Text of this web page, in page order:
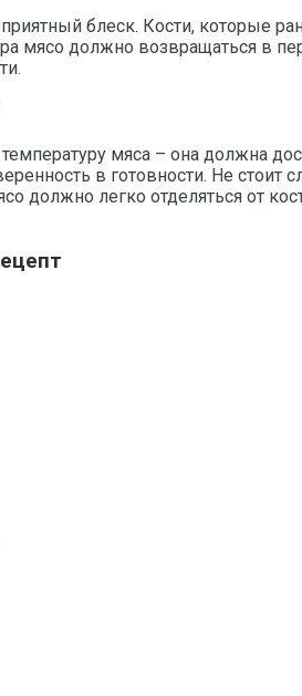
блеск. Кости, которые
мясо должно возвращаться в
мяса – она должна
в готовности. Не
легко отделяться от